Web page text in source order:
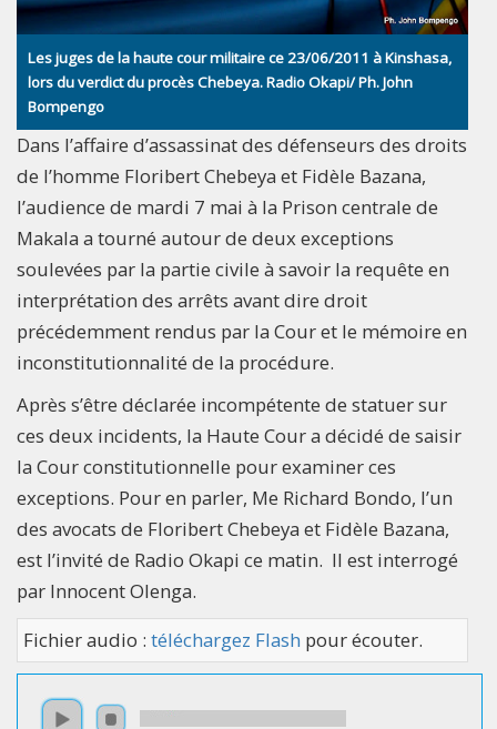
Les juges de la haute cour militaire ce 23/06/2011 à Kinshasa,
lors du verdict du procès Chebeya. Radio Okapi/ Ph. John
Bompengo
Dans l’affaire d’assassinat des défenseurs des droits
de l’homme Floribert Chebeya et Fidèle Bazana,
l’audience de mardi 7 mai à la Prison centrale de
Makala a tourné autour de deux exceptions
soulevées par la partie civile à savoir la requête en
interprétation des arrêts avant dire droit
précédemment rendus par la Cour et le mémoire en
inconstitutionnalité de la procédure.
Après s’être déclarée incompétente de statuer sur
ces deux incidents, la Haute Cour a décidé de saisir
la Cour constitutionnelle pour examiner ces
exceptions. Pour en parler, Me Richard Bondo, l’un
des avocats de Floribert Chebeya et Fidèle Bazana,
est l’invité de Radio Okapi ce matin. Il est interrogé
par Innocent Olenga.
Fichier audio : téléchargez Flash pour écouter.